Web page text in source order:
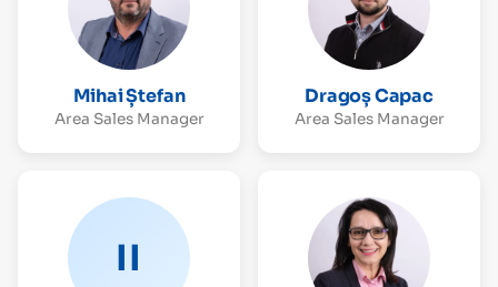
Mihai Ștefan
Area Sales Manager
Dragoș Capac
Area Sales Manager
II